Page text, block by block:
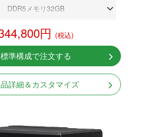
DDR5メモリ32GB
NVMeSSD 1TB
無線LAN Bluetooth対応
Windows11 Home 64bit
LCDスクリーン搭載
円 (税込)
標準構成で注文する
詳細＆カスタマイズ